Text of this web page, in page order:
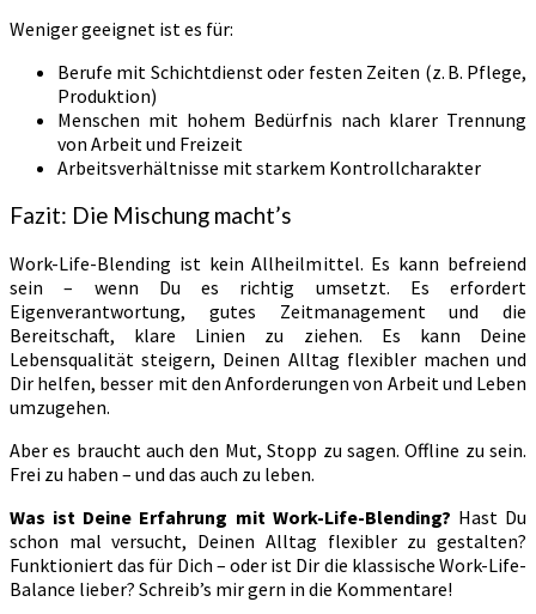
Weniger geeignet ist es für:
Berufe mit Schichtdienst oder festen Zeiten (z. B. Pflege,
Produktion)
Menschen mit hohem Bedürfnis nach klarer Trennung
von Arbeit und Freizeit
Arbeitsverhältnisse mit starkem Kontrollcharakter
Fazit: Die Mischung macht’s
Work-Life-Blending ist kein Allheilmittel. Es kann befreiend
sein – wenn Du es richtig umsetzt. Es erfordert
Eigenverantwortung, gutes Zeitmanagement und die
Bereitschaft, klare Linien zu ziehen. Es kann Deine
Lebensqualität steigern, Deinen Alltag flexibler machen und
Dir helfen, besser mit den Anforderungen von Arbeit und Leben
umzugehen.
Aber es braucht auch den Mut, Stopp zu sagen. Offline zu sein.
Frei zu haben – und das auch zu leben.
Was ist Deine Erfahrung mit Work-Life-Blending? Hast Du
schon mal versucht, Deinen Alltag flexibler zu gestalten?
Funktioniert das für Dich – oder ist Dir die klassische Work-Life-
Balance lieber? Schreib’s mir gern in die Kommentare!